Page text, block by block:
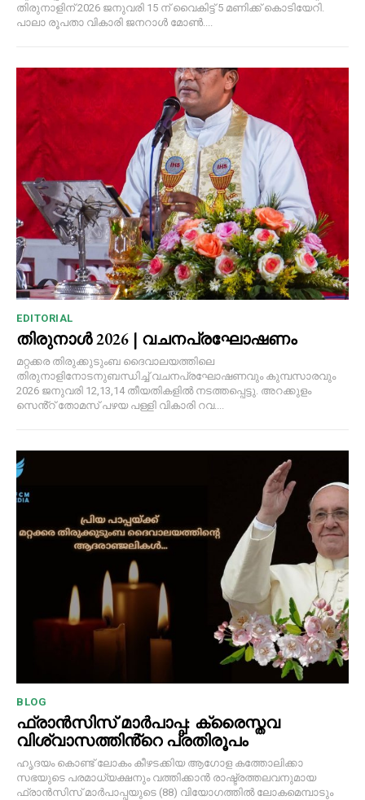
തിരുനാളിന് 2026 ജനുവരി 15 ന് വൈകിട്ട് 5 മണിക്ക് കൊടിയേറി.
പാലാ രൂപതാ വികാരി ജനറാൾ മോൺ....
EDITORIAL
തിരുനാൾ 2026 | വചനപ്രഘോഷണം
മറ്റക്കര തിരുക്കുടുംബ ദൈവാലയത്തിലെ
തിരുനാളിനോടനുബന്ധിച്ച് വചനപ്രഘോഷണവും കുമ്പസാരവും
2026 ജനുവരി 12,13,14 തീയതികളിൽ നടത്തപ്പെട്ടു. അറക്കുളം
സെൻ്റ് തോമസ് പഴയ പള്ളി വികാരി റവ....
BLOG
ഫ്രാൻസിസ് മാർപാപ്പ: ക്രൈസ്തവ
വിശ്വാസത്തിൻ്റെ പ്രതിരൂപം
ഹൃദയം കൊണ്ട് ലോകം കീഴടക്കിയ ആഗോള കത്തോലിക്കാ
സഭയുടെ പരമാധ്യക്ഷനും വത്തിക്കാൻ രാഷ്ട്രത്തലവനുമായ
ഫ്രാൻസിസ് മാർപാപ്പയുടെ (88) വിയോഗത്തിൽ ലോകമെമ്പാടും